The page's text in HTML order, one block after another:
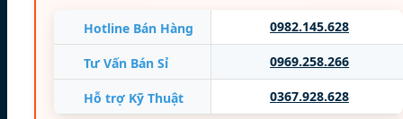
Máy nén: Secop hoặc Embraco
Chất làm lạnh: R-404a
Nguồn điện: 220V/ 50Hz/ 1P
Công suất điện: 2000 W
Hotline Bán Hàng 0982.145.628
Tư Vấn Bán Sỉ 0969.258.266
Hỗ trợ Kỹ Thuật 0367.928.628